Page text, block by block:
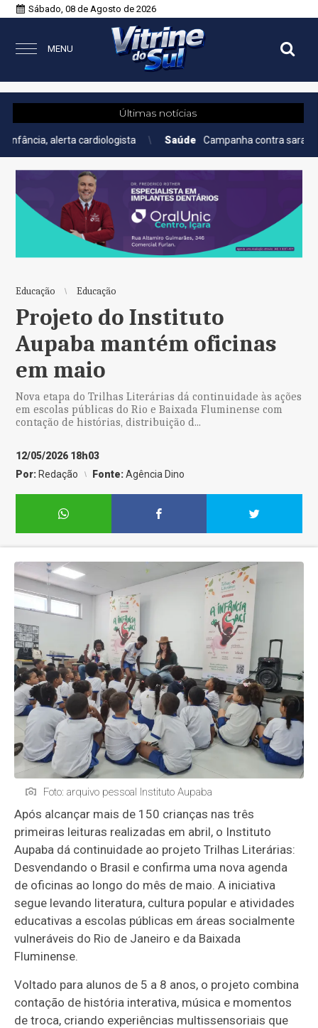
Sábado, 08 de Agosto de 2026
MENU
Últimas notícias
cardiologista Saúde Campanha contra sarampo vacinou 280
Educação Educação
Projeto do Instituto
Aupaba mantém oficinas
em maio
Nova etapa do Trilhas Literárias dá continuidade às ações
em escolas públicas do Rio e Baixada Fluminense com
contação de histórias, distribuição d...
12/05/2026 18h03
Por: Redação Fonte:Agência Dino
Foto: arquivo pessoal Instituto Aupaba
Após alcançar mais de 150 crianças nas três
primeiras leituras realizadas em abril, o Instituto
Aupaba dá continuidade ao projeto Trilhas Literárias:
Desvendando o Brasil e confirma uma nova agenda
de oficinas ao longo do mês de maio. A iniciativa
segue levando literatura, cultura popular e atividades
educativas a escolas públicas em áreas socialmente
vulneráveis do Rio de Janeiro e da Baixada
Fluminense.
Voltado para alunos de 5 a 8 anos, o projeto combina
contação de história interativa, música e momentos
de troca, criando experiências multissensoriais que